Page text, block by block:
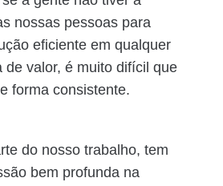
nossas pessoas para
eficiente em qualquer
de valor, é muito difícil que
forma consistente.
do nosso trabalho, tem
bem profunda na